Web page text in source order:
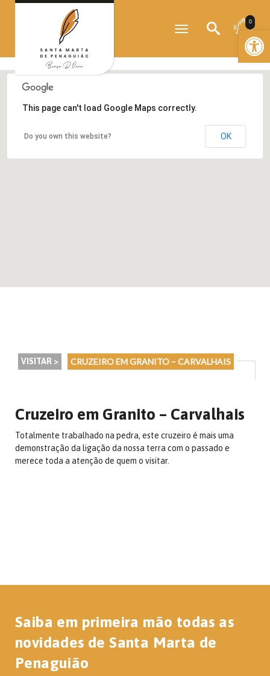
0
Toggle
This page can't load Google Maps correctly.
Do you own this website? OK
VISITAR > CRUZEIRO EM GRANITO – CARVALHAIS
Cruzeiro em Granito – Carvalhais
Totalmente trabalhado na pedra, este cruzeiro é mais uma
demonstração da ligação da nossa terra com o passado e
merece toda a atenção de quem o visitar.
Saiba em primeira mão todas as
novidades de Santa Marta de
Penaguião